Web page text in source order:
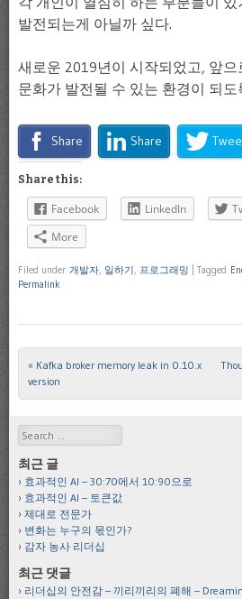
발전되는게 아닐까 싶다.
새로운 2019년이 시작되었고, 앞
문화가 발전될 수 있는 환경이 되
Share Share
Share this:
Facebook LinkedIn
More
Filed under 개발자, 일하기, 프로그래밍 Tagged
Permalink
Post navigation
« Kafka broker memory leak in 0.10.x
version
Search
최근 글
효과적인 AI – 30:70에서 10:90으로
효과적인 AI – 토큰값
제대로 전문가
변화는 누구의 몫인가?
감자 농사 리더십
최근 댓글
리더십의 안전감 – 끼리끼리의 폐해 –